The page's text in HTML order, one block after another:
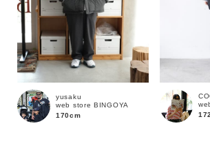
この条件で絞り込
yusaku
web store BINGOYA
170cm